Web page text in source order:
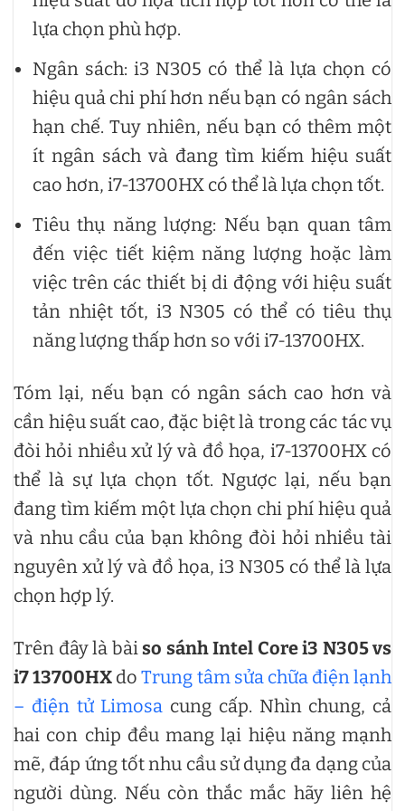
lựa chọn phù hợp.
Ngân sách: i3 N305 có thể là lựa chọn có
hiệu quả chi phí hơn nếu bạn có ngân sách
hạn chế. Tuy nhiên, nếu bạn có thêm một
ít ngân sách và đang tìm kiếm hiệu suất
cao hơn, i7-13700HX có thể là lựa chọn tốt.
Tiêu thụ năng lượng: Nếu bạn quan tâm
đến việc tiết kiệm năng lượng hoặc làm
việc trên các thiết bị di động với hiệu suất
tản nhiệt tốt, i3 N305 có thể có tiêu thụ
năng lượng thấp hơn so với i7-13700HX.
Tóm lại, nếu bạn có ngân sách cao hơn và
cần hiệu suất cao, đặc biệt là trong các tác vụ
đòi hỏi nhiều xử lý và đồ họa, i7-13700HX có
thể là sự lựa chọn tốt. Ngược lại, nếu bạn
đang tìm kiếm một lựa chọn chi phí hiệu quả
và nhu cầu của bạn không đòi hỏi nhiều tài
nguyên xử lý và đồ họa, i3 N305 có thể là lựa
chọn hợp lý.
Trên đây là bàiso sánh Intel Core i3 N305 vs
i7 13700HX doTrung tâm sửa chữa điện lạnh
– điện tử Limosa cung cấp. Nhìn chung, cả
hai con chip đều mang lại hiệu năng mạnh
mẽ, đáp ứng tốt nhu cầu sử dụng đa dạng của
người dùng. Nếu còn thắc mắc hãy liên hệ